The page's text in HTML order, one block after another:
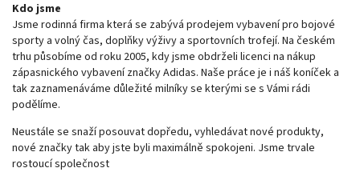
Kdo jsme
Jsme rodinná firma která se zabývá prodejem vybavení pro bojové
sporty a volný čas, doplňky výživy a sportovních trofejí. Na českém
trhu působíme od roku 2005, kdy jsme obdrželi licenci na nákup
zápasnického vybavení značky Adidas. Naše práce je i náš koníček a
tak zaznamenáváme důležité milníky se kterými se s Vámi rádi
podělíme.
Neustále se snaží posouvat dopředu, vyhledávat nové produkty,
nové značky tak aby jste byli maximálně spokojeni. Jsme trvale
rostoucí společnost